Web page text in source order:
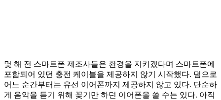
몇 해 전 스마트폰 제조사들은 환경을 지키겠다며 스마트폰에
포함되어 있던 충전 케이블을 제공하지 않기 시작했다. 덤으로
어느 순간부터는 유선 이어폰까지 제공하지 않고 있다. 단순하
게 음악을 듣기 위해 꽂기만 하던 이어폰을 쓸 수는 있다. 아직